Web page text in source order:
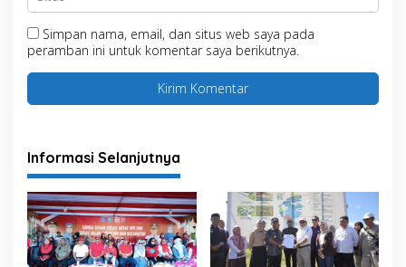
Simpan nama, email, dan situs web saya pada
peramban ini untuk komentar saya berikutnya.
Informasi Selanjutnya